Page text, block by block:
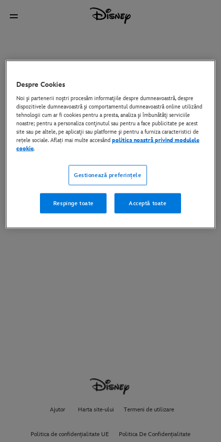
Ajutor Harta site-ului Termeni de utilizare
Politica de confidențialitate UE Politica De Confidențialitate
Despre Cookies
Noi şi partenerii noştri procesăm informaţiile despre dumneavoastră, despre
dispozitivele dumneavoastră şi comportamentul dumneavoastră online utilizând
tehnologii cum ar fi cookies pentru a presta, analiza şi îmbunătăţi serviciile
noastre; pentru a personaliza conţinutul sau pentru a face publicitate pe acest
site sau pe altele, pe aplicaţii sau platforme şi pentru a furniza caracteristici de
rețele sociale. Aflați mai multe accesândpolitica noastră privind modulele
cookie.
Gestionează preferințele
Respinge toate Acceptă toate